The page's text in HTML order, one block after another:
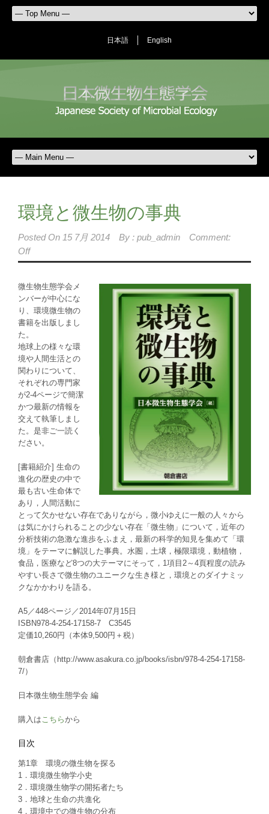
日本語 English
環境と微生物の事典
Posted On 15 7月 2014 By : pub_admin
Comment:
Off
微生物生態学会メ
ンバーが中心にな
り、環境微生物の
書籍を出版しまし
た。
地球上の様々な環
境や人間生活との
関わりについて、
それぞれの専門家
が2-4ページで簡潔
かつ最新の情報を
交えて執筆しまし
た。是非ご一読く
ださい。
[書籍紹介] 生命の
進化の歴史の中で
最も古い生命体で
あり，人間活動に
とって欠かせない存在でありながら，微小ゆえに一般の人々から
は気にかけられることの少ない存在「微生物」について，近年の
分析技術の急激な進歩をふまえ，最新の科学的知見を集めて「環
境」をテーマに解説した事典。水圏，土壌，極限環境，動植物，
食品，医療など8つの大テーマにそって，1項目2～4頁程度の読み
やすい長さで微生物のユニークな生き様と，環境とのダイナミッ
クなかかわりを語る。
A5／448ページ／2014年07月15日
ISBN978-4-254-17158-7 C3545
定価10,260円（本体9,500円＋税）
朝倉書店（http://www.asakura.co.jp/books/isbn/978-4-254-17158-
7/）
日本微生物生態学会 編
購入はこちらから
目次
第1章 環境の微生物を探る
1．環境微生物学小史
2．環境微生物学の開拓者たち
3．地球と生命の共進化
4．環境中での微生物の分布